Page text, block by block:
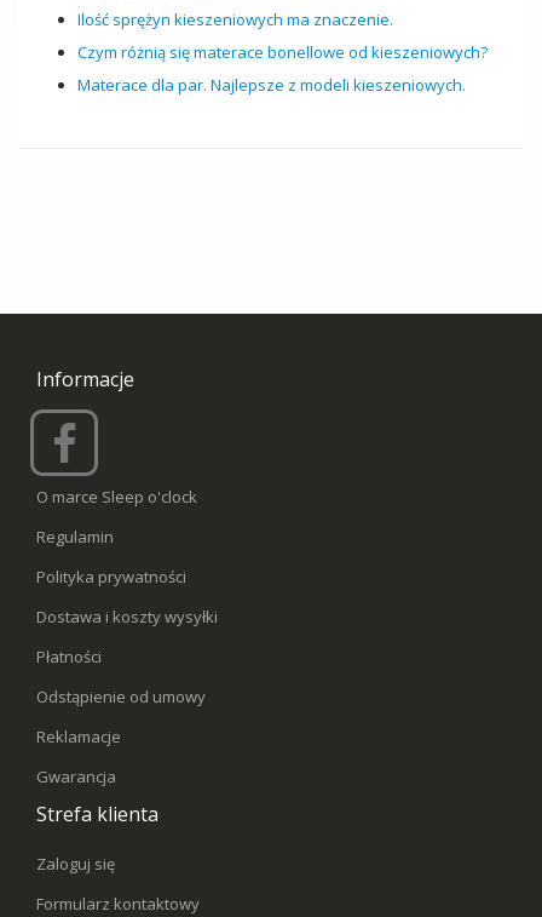
Ilość sprężyn kieszeniowych ma znaczenie.
Czym różnią się materace bonellowe od kieszeniowych?
Materace dla par. Najlepsze z modeli kieszeniowych.
Informacje
O marce Sleep o'clock
Regulamin
Polityka prywatności
Dostawa i koszty wysyłki
Płatności
Odstąpienie od umowy
Reklamacje
Gwarancja
Strefa klienta
Zaloguj się
Formularz kontaktowy